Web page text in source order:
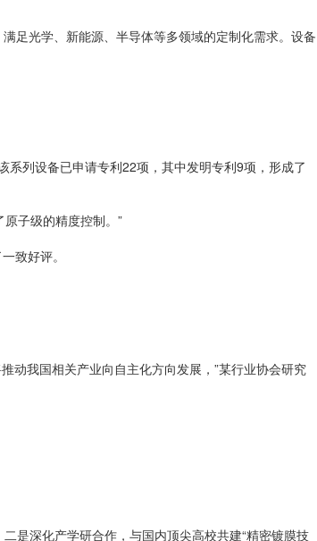
足光学、新能源、半导体等多领域的定制化需求。设备
列设备已申请专利22项，其中发明专利9项，形成了
子级的精度控制。”
致好评。
动我国相关产业向自主化方向发展，”某行业协会研究
是深化产学研合作，与国内顶尖高校共建“精密镀膜技